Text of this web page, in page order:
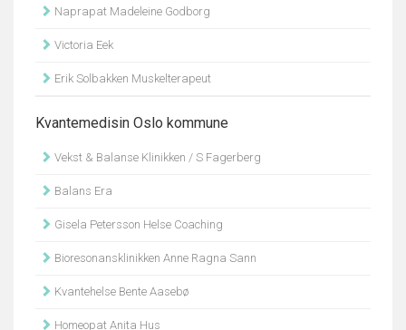
Naprapat Madeleine Godborg
Victoria Eek
Erik Solbakken Muskelterapeut
Kvantemedisin Oslo kommune
Vekst & Balanse Klinikken / S Fagerberg
Balans Era
Gisela Petersson Helse Coaching
Bioresonansklinikken Anne Ragna Sann
Kvantehelse Bente Aasebø
Homeopat Anita Hus